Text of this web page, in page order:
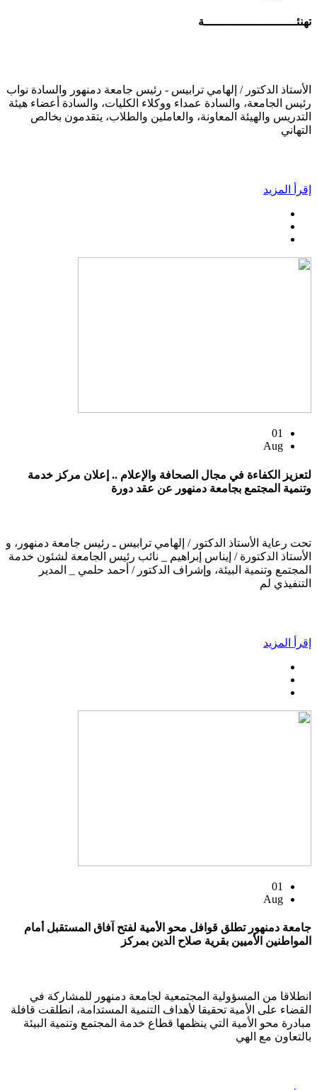
تهنئــــــــــــــــــــــــــة
الأستاذ الدكتور / إلهامي ترابيس - رئيس جامعة دمنهور والسادة نواب
رئيس الجامعة، والسادة عمداء ووكلاء الكليات، والسادة أعضاء هيئة
التدريس والهيئة المعاونة، والعاملين والطلاب، يتقدمون بخالص
التهاني
إقرأ المزيد
01
Aug
لتعزيز الكفاءة في مجال الصحافة والإعلام .. إعلان مركز خدمة
وتنمية المجتمع بجامعة دمنهور عن عقد دورة
تحت رعاية الأستاذ الدكتور / إلهامي ترابيس ـ رئيس جامعة دمنهور، و
الأستاذ الدكتورة / إيناس إبراهيم _ نائب رئيس الجامعة لشئون خدمة
المجتمع وتنمية البيئة، وإشراف الدكتور / أحمد حلمي _ المدير
التنفيذي لم
إقرأ المزيد
01
Aug
جامعة دمنهور تطلق قوافل محو الأمية لفتح آفاق المستقبل أمام
المواطنين الأميين بقرية صلاح الدين بمركز
انطلاقا من المسؤولية المجتمعية لجامعة دمنهور للمشاركة في
القضاء على الأمية تحقيقا لأهداف التنمية المستدامة، انطلقت قافلة
مبادرة محو الأمية التي ينظمها قطاع خدمة المجتمع وتنمية البيئة
بالتعاون مع الهي